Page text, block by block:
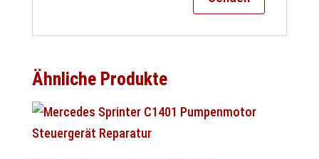
Ähnliche Produkte